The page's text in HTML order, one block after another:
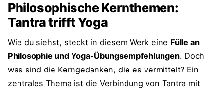
Philosophische Kernthemen:
Tantra trifft Yoga
Wie du siehst, steckt in diesem Werk eine Fülle an
Philosophie und Yoga-Übungsempfehlungen. Doch
was sind die Kerngedanken, die es vermittelt? Ein
zentrales Thema ist die Verbindung von Tantra mit